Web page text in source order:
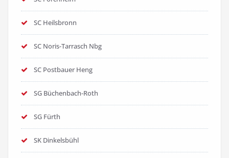
SC Heilsbronn
SC Noris-Tarrasch Nbg
SC Postbauer Heng
SG Büchenbach-Roth
SG Fürth
SK Dinkelsbühl